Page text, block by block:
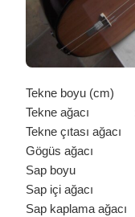
Tekne boyu
Tekne ağacı :
Tekne çıtası
Gögüs ağacı :
Sap boyu :
Sap içi
Sap kaplama